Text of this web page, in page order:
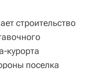
строительство
курорта
поселка